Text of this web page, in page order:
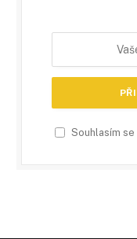
Souhlasím se